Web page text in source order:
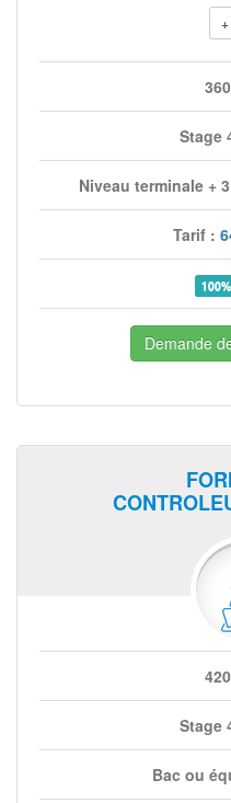
Stage
Niveau terminale +
Tarif :
Demande
Stage
Bac ou